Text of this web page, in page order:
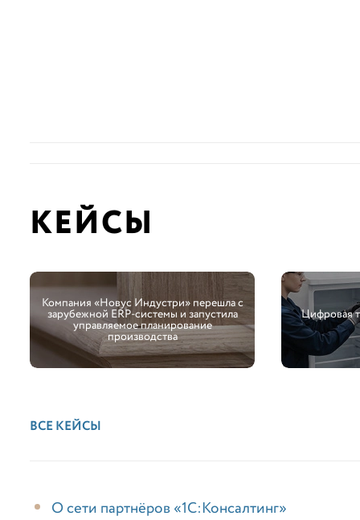
КЕЙСЫ
Компания «Новус Индустри» перешла с
зарубежной ERP-системы и запустила
управляемое планирование
производства
Цифровая
ВСЕ КЕЙСЫ
О сети партнёров «1С:Консалтинг»